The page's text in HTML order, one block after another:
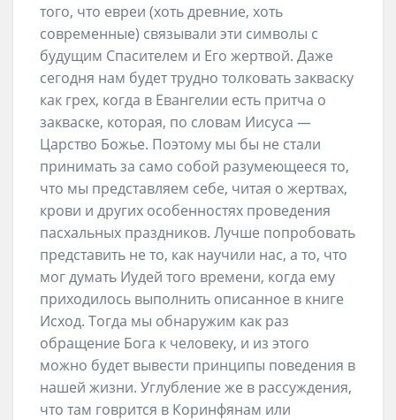
того, что евреи (хоть древние, хоть
современные) связывали эти символы с
будущим Спасителем и Его жертвой. Даже
сегодня нам будет трудно толковать закваску
как грех, когда в Евангелии есть притча о
закваске, которая, по словам Иисуса —
Царство Божье. Поэтому мы бы не стали
принимать за само собой разумеющееся то,
что мы представляем себе, читая о жертвах,
крови и других особенностях проведения
пасхальных праздников. Лучше попробовать
представить не то, как научили нас, а то, что
мог думать Иудей того времени, когда ему
приходилось выполнить описанное в книге
Исход. Тогда мы обнаружим как раз
обращение Бога к человеку, и из этого
можно будет вывести принципы поведения в
нашей жизни. Углубление же в рассуждения,
что там говрится в Коринфянам или